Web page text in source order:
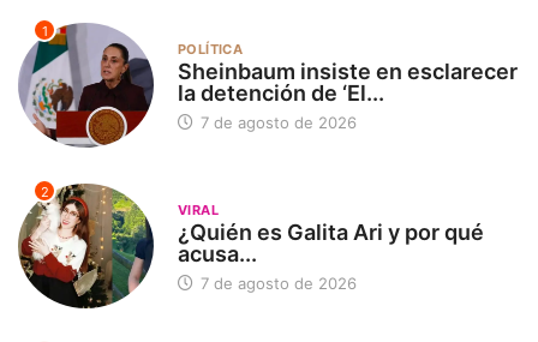
1
POLÍTICA
Sheinbaum insiste en esclarecer
la detención de ‘El...
7 de agosto de 2026
2
VIRAL
¿Quién es Galita Ari y por qué
acusa...
7 de agosto de 2026